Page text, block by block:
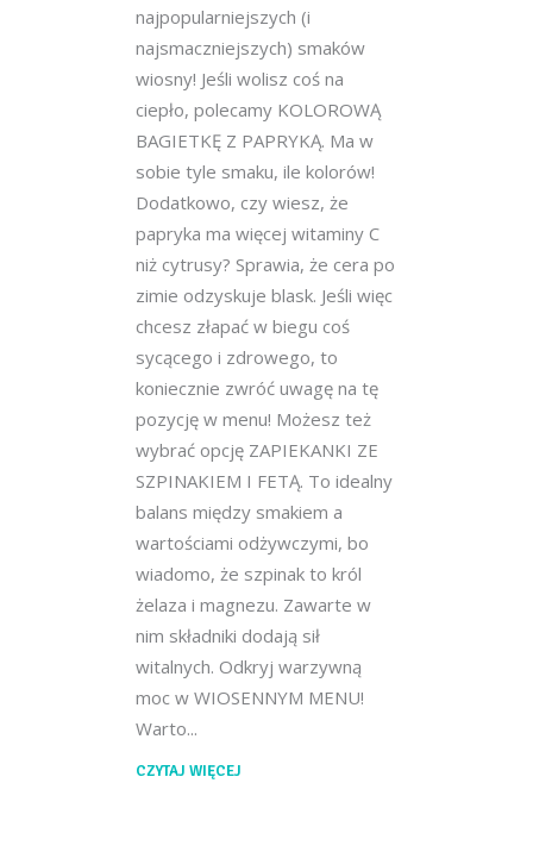
najpopularniejszych (i
najsmaczniejszych) smaków
wiosny! Jeśli wolisz coś na
ciepło, polecamy KOLOROWĄ
BAGIETKĘ Z PAPRYKĄ. Ma w
sobie tyle smaku, ile kolorów!
Dodatkowo, czy wiesz, że
papryka ma więcej witaminy C
niż cytrusy? Sprawia, że cera po
zimie odzyskuje blask. Jeśli więc
chcesz złapać w biegu coś
sycącego i zdrowego, to
koniecznie zwróć uwagę na tę
pozycję w menu! Możesz też
wybrać opcję ZAPIEKANKI ZE
SZPINAKIEM I FETĄ. To idealny
balans między smakiem a
wartościami odżywczymi, bo
wiadomo, że szpinak to król
żelaza i magnezu. Zawarte w
nim składniki dodają sił
witalnych. Odkryj warzywną
moc w WIOSENNYM MENU!
Warto
CZYTAJ WIĘCEJ